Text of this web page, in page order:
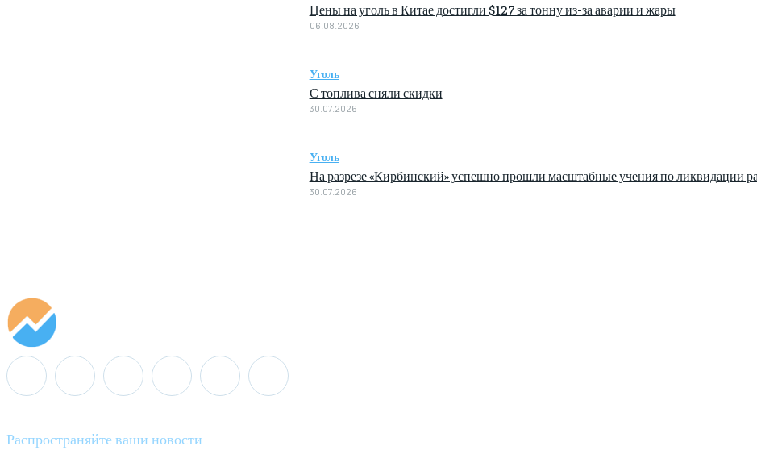
Цены на уголь в Китае достигли $127 за тонну из-за аварии и жары
06.08.2026
Уголь
С топлива сняли скидки
30.07.2026
Уголь
На разрезе «Кирбинский» успешно прошли масштабные учения по ликвидации
30.07.2026
Распространяйте ваши новости